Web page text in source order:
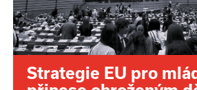
Strategie EU pro